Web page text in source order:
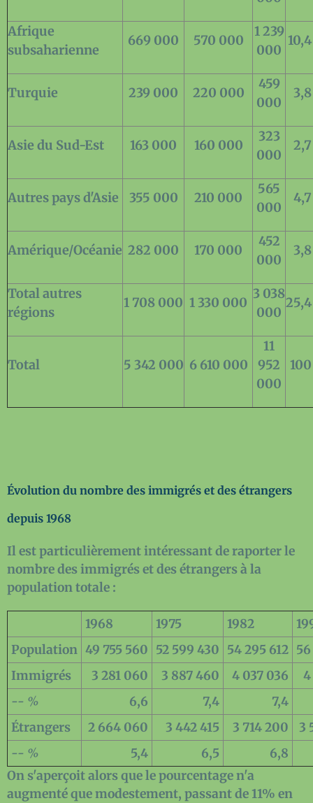
Afrique
subsaharienne
669 000 570 000
1 239
000
Turquie 239 000 220 000
459
000
Asie du Sud-Est 163 000 160 000
323
000
Autres pays d'Asie 355 000 210 000
565
000
Amérique/Océanie 282 000 170 000
452
000
Total autres
régions
1 708 000 1 330 000
3 038
000
Total 5 342 000 6 610 000
11
952
000
Évolution du nombre des immigrés et des étrangers
depuis 1968
Il est particulièrement intéressant de raporter le
nombre des immigrés et des étrangers à la
population totale :
1968 1975 1982
Population 49 755 560 52 599 430 54 295 612 56
Immigrés
3 281 060 3 887 460 4 037 036
4
-- %
6,6 7,4
7,4
Étrangers
2 664 060 3 442 415 3 714 200
3
-- %
5,4 6,5
6,8
On s'aperçoit alors que le pourcentage n'a
augmenté que modestement, passant de 11% en